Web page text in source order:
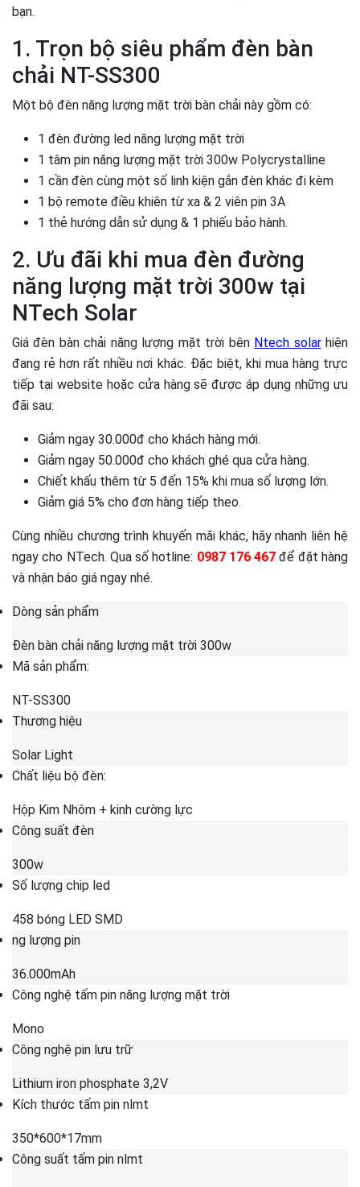
bạn.
1. Trọn bộ siêu phẩm đèn bàn
chải NT-SS300
Một bộ đèn năng lượng mặt trời bàn chải này gồm có:
1 đèn đường led năng lượng mặt trời
1 tâm pin năng lượng mặt trời 300w Polycrystalline
1 cần đèn cùng một số linh kiện gắn đèn khác đi kèm
1 bộ remote điều khiên từ xa & 2 viên pin 3A
1 thẻ hướng dẫn sử dụng & 1 phiếu bảo hành.
2. Ưu đãi khi mua đèn đường
năng lượng mặt trời 300w tại
NTech Solar
Giá đèn bàn chải năng lượng mặt trời bên Ntech solar hiện
đang rẻ hơn rất nhiều nơi khác. Đặc biệt, khi mua hàng trực
tiếp tại website hoặc cửa hàng sẽ được áp dụng những ưu
đãi sau:
Giảm ngay 30.000đ cho khách hàng mới.
Giảm ngay 50.000đ cho khách ghé qua cửa hàng.
Chiết khấu thêm từ 5 đến 15% khi mua số lượng lớn.
Giảm giá 5% cho đơn hàng tiếp theo.
Cùng nhiều chương trình khuyến mãi khác, hãy nhanh liên hệ
ngay cho NTech. Qua số hotline: 0987 176 467 để đặt hàng
và nhận báo giá ngay nhé.
Dòng sản phẩm
Đèn bàn chải năng lượng mặt trời 300w
Mã sản phẩm:
NT-SS300
Thương hiệu
Solar Light
Chất liệu bộ đèn:
Hộp Kim Nhôm + kinh cường lực
Công suất đèn
300w
Số lượng chip led
458 bóng LED SMD
ng lượng pin
36.000mAh
Công nghệ tấm pin năng lượng mặt trời
Mono
Công nghệ pin lưu trữ
Lithium iron phosphate 3,2V
Kích thước tấm pin nlmt
350*600*17mm
Công suất tấm pin nlmt